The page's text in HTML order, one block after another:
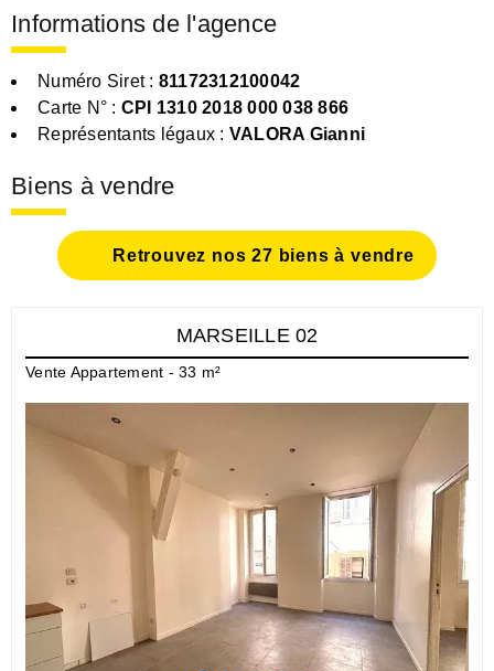
Informations de l'agence
Numéro Siret : 81172312100042
Carte N° : CPI 1310 2018 000 038 866
Représentants légaux : VALORA Gianni
Biens à vendre
Retrouvez nos 27 biens à vendre
MARSEILLE 02
Vente Appartement - 33 m²